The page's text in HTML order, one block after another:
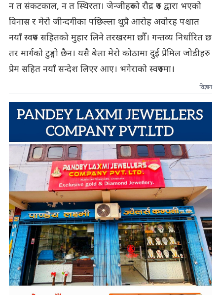
न त संकटकाल, न त स्थिरता। जेन्जीहरुको रौद्र रुप द्वारा भएको
विनास र मेरो जीन्दगीका पछिल्ला थुप्रै आरोह अवोरह पश्चात
नयाँ स्वरुप सहितको मुहार लिने तरखरमा छौँ। गन्तव्य निर्धारित छ
तर मार्गको टुङ्गो छैन। यसै बेला मेरो कोठामा दुई प्रेमिल जोडीहरु
प्रेम सहित नयाँ सन्देश लिएर आए। भगेराको स्वरुपमा।
विज्ञापन